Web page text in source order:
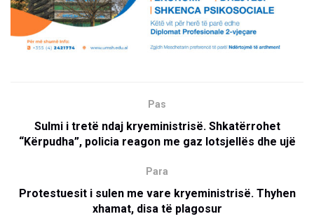
Pas
Sulmi i tretë ndaj kryeministrisë. Shkatërrohet
“Kërpudha”, policia reagon me gaz lotsjellës dhe ujë
Para
Protestuesit i sulen me vare kryeministrisë. Thyhen
xhamat, disa të plagosur